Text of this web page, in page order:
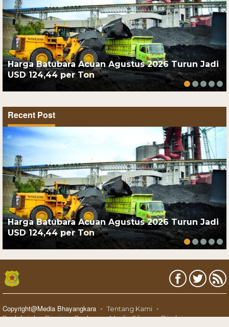
Harga Batubara Acuan Agustus 2026 Turun Jadi
USD 124,44 per Ton
Recent Post
Harga Batubara Acuan Agustus 2026 Turun Jadi
USD 124,44 per Ton
Copyright@Media Bhayangkara
Tentang Kami
Redaksi dan Bisnis
Pedoman Media Siber
Disclaimer